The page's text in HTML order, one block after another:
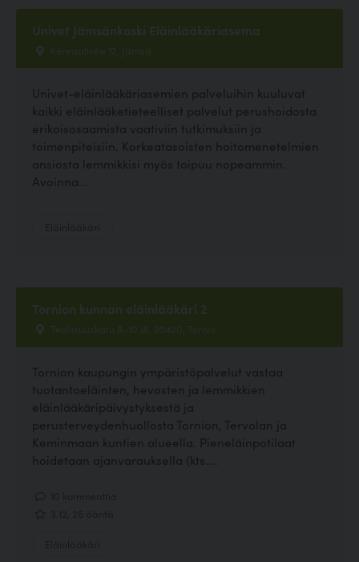
Univet Jämsänkoski Eläinlääkäriasema
Kenraalintie 12, Jämsä
Univet-eläinlääkäriasemien palveluihin kuuluvat
kaikki eläinlääketieteelliset palvelut perushoidosta
erikoisosaamista vaativiin tutkimuksiin ja
toimenpiteisiin. Korkeatasoisten hoitomenetelmien
ansiosta lemmikkisi myös toipuu nopeammin.
Avoinna...
Tornion kunnan eläinlääkäri 2
Teollisuuskatu 8-10 i8, 95420, Tornio
Tornion kaupungin ympäristöpalvelut vastaa
tuotantoeläinten, hevosten ja lemmikkien
eläinlääkäripäivystyksestä ja
perusterveydenhuollosta Tornion, Tervolan ja
Keminmaan kuntien alueella. Pieneläinpotilaat
hoidetaan ajanvarauksella (kts....